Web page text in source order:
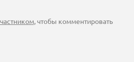
, чтобы комментировать